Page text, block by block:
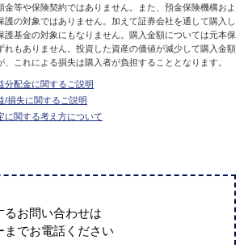
金等や保険契約ではありません。また、預金保険機構およ
護の対象ではありません。加えて証券会社を通して購入し
護基金の対象にもなりません。購入金額については元本保
れもありません。投資した資産の価値が減少して購入金額
、これによる損失は購入者が負担することとなります。
分配金に関するご説明
/損失に関するご説明
に関する考え方について
るお問い合わせは
までお電話ください